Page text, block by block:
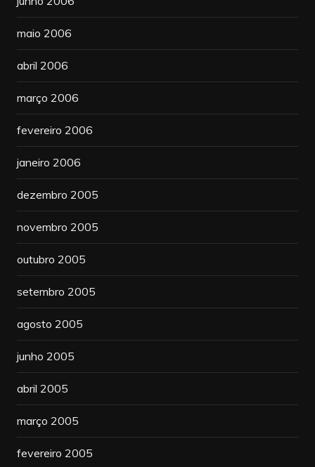
maio 2006
abril 2006
março 2006
fevereiro 2006
janeiro 2006
dezembro 2005
novembro 2005
outubro 2005
setembro 2005
agosto 2005
junho 2005
abril 2005
março 2005
fevereiro 2005